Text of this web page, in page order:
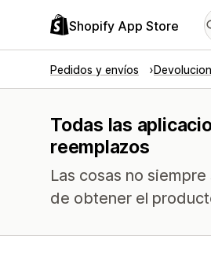
Shopify App Store
Pedidos y envíos
Todas las
reemplazos
Las cosas no
de obtener el